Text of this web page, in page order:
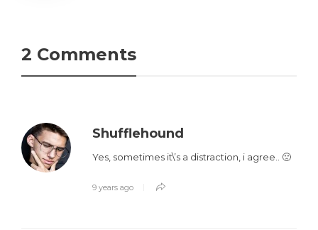
2 Comments
Shufflehound
Yes, sometimes it\’s a distraction, i agree.. 🙁
9 years ago